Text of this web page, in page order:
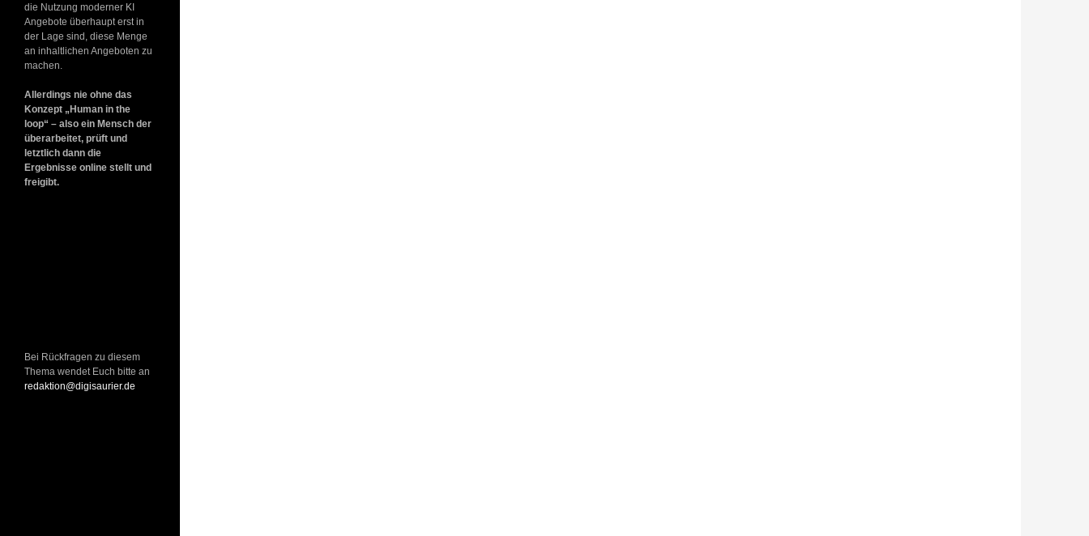
die Nutzung moderner KI
Angebote überhaupt erst in
der Lage sind, diese Menge
an inhaltlichen Angeboten zu
machen.
Allerdings nie ohne das
Konzept „Human in the
loop“ – also ein Mensch der
überarbeitet, prüft und
letztlich dann die
Ergebnisse online stellt und
freigibt.
Bei Rückfragen zu diesem
Thema wendet Euch bitte an
redaktion@digisaurier.de